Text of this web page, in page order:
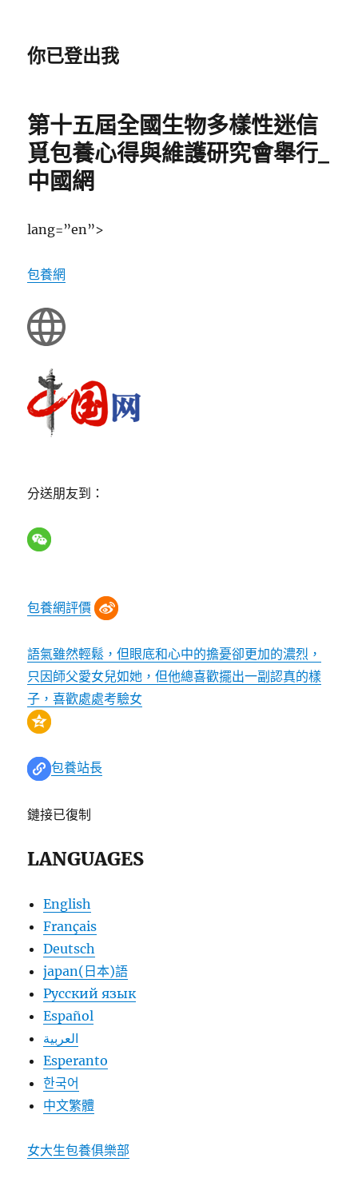
你已登出我
第十五屆全國生物多樣性迷信
覓包養心得與維護研究會舉行_
中國網
lang=”en”>
包養網
分送朋友到：
包養網評價
語氣雖然輕鬆，但眼底和心中的擔憂卻更加的濃烈，
只因師父愛女兒如她，但他總喜歡擺出一副認真的樣
子，喜歡處處考驗女
包養站長
鏈接已復制
LANGUAGES
English
Français
Deutsch
japan(日本)語
Русский язык
Español
العربية
Esperanto
한국어
中文繁體
女大生包養俱樂部